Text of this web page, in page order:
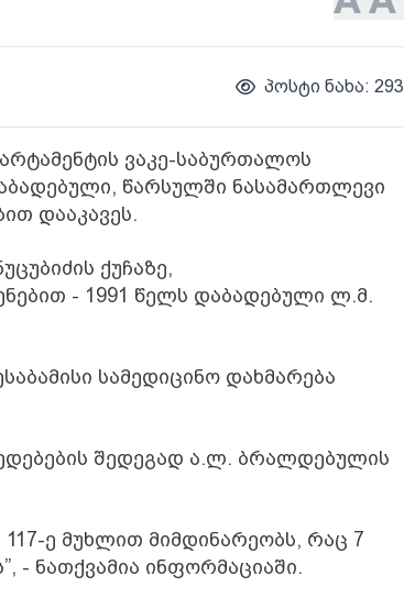
პოსტი ნახა: 293
ვაკე-საბურთალოს
წარსულში ნასამართლევი
დააკავეს.
ქუჩაზე,
- 1991 წელს დაბადებული ლ.მ.
სამედიცინო დახმარება
შედეგად ა.ლ. ბრალდებულის
ე მუხლით მიმდინარეობს, რაც 7
- ნათქვამია ინფორმაციაში.